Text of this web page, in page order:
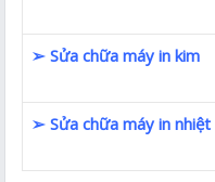
➢ Sửa chữa máy in kim
➢ Sửa chữa máy in nhiệt